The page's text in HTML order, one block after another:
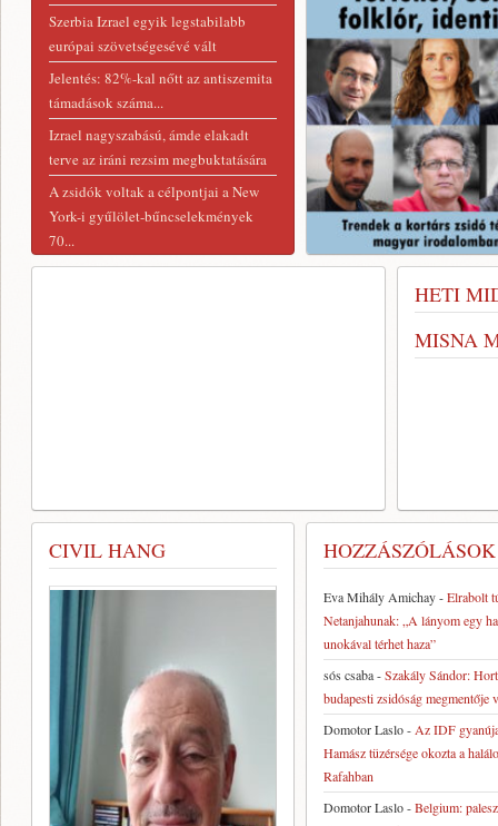
Szerbia Izrael egyik legstabilabb
európai szövetségesévé vált
Jelentés: 82%-kal nőtt az antiszemita
támadások száma...
Izrael nagyszabású, ámde elakadt
terve az iráni rezsim megbuktatására
A zsidók voltak a célpontjai a New
York-i gyűlölet-bűncselekmények
70...
Mintegy 30 programmal várja a
HETI
MISNA
CIVIL HANG HOZZÁSZÓLÁSOK
Eva Mihály Amichay-Elrabolt
Netanjahunak: „A lányom egy
unokával térhet haza”
sós csaba-Szakály Sándor:
budapesti zsidóság megmentője
Domotor Laslo- Az IDF
Hamász tüzérsége okozta a
Rafahban
Domotor Laslo-Belgium: